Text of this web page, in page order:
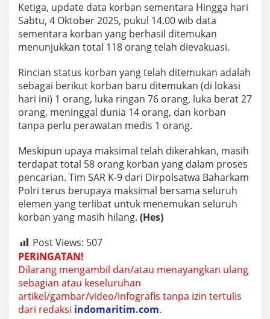
e
n
c
a
r
a
n
K
o
r
b
n
Ketiga, update data korban sementara Hingga hari
Sabtu, 4 Oktober 2025, pukul 14.00 wib data
sementara korban yang berhasil ditemukan
menunjukkan total 118 orang telah dievakuasi.
Rincian status korban yang telah ditemukan adalah
sebagai berikut korban baru ditemukan (di lokasi
hari ini) 1 orang, luka ringan 76 orang, luka berat 27
orang, meninggal dunia 14 orang, dan korban
tanpa perlu perawatan medis 1 orang.
Meskipun upaya maksimal telah dikerahkan, masih
terdapat total 58 orang korban yang dalam proses
pencarian. Tim SAR K-9 dari Dirpolsatwa Baharkam
Polri terus berupaya maksimal bersama seluruh
elemen yang terlibat untuk menemukan seluruh
korban yang masih hilang. (Hes)
Post Views: 507
PERINGATAN!
Dilarang mengambil dan/atau menayangkan ulang
sebagian atau keseluruhan
artikel/gambar/video/infografis tanpa izin tertulis
dari redaksi indomaritim.com.